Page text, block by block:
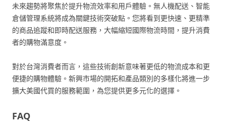
未來趨勢將聚焦於提升物流效率和用戶體驗。無人機配送、智能
倉儲管理系統將成為關鍵技術突破點。您將看到更快速、更精準
的商品追蹤和即時配送服務，大幅縮短國際物流時間，提升消費
者的購物滿意度。
對於台灣消費者而言，這些技術創新意味著更低的物流成本和更
便捷的購物體驗。新興市場的開拓和產品類別的多樣化將進一步
擴大美國代買的服務範圍，為您提供更多元化的選擇。
FAQ